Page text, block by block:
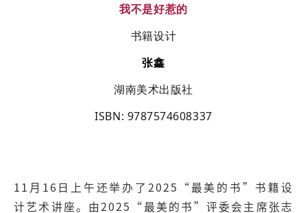
我不是好惹的
书籍设计
张鑫
湖南美术出版社
ISBN: 9787574608337
11月16日上午还举办了2025“最美的书”书籍设
计艺术讲座。由2025“最美的书”评委会主席张志